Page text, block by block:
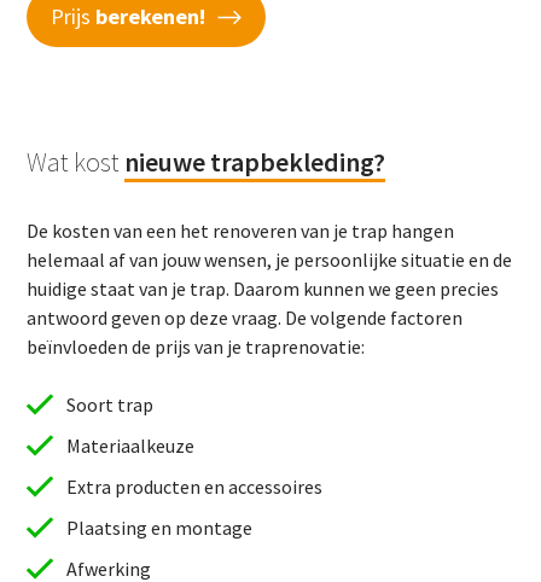
Prijs berekenen!
Wat kost nieuwe trapbekleding?
De kosten van een het renoveren van je trap hangen
helemaal af van jouw wensen, je persoonlijke situatie en de
huidige staat van je trap. Daarom kunnen we geen precies
antwoord geven op deze vraag. De volgende factoren
beïnvloeden de prijs van je traprenovatie:
Soort trap
Materiaalkeuze
Extra producten en accessoires
Plaatsing en montage
Afwerking